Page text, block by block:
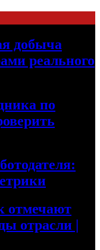
добыча
реального
по
отмечают
отрасли |